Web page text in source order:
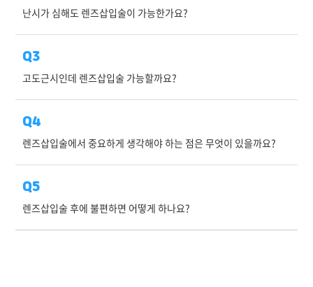
난시가 심해도 렌즈삽입술이 가능한가요?
Q3
고도근시인데 렌즈삽입술 가능할까요?
Q4
렌즈삽입술에서 중요하게 생각해야 하는 점은 무엇이 있을까요?
Q5
렌즈삽입술 후에 불편하면 어떻게 하나요?